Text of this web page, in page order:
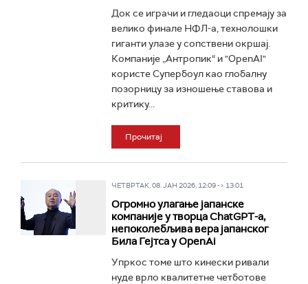
Док се играчи и гледаоци спремају за
велико финале НФЛ-а, технолошки
гиганти улазе у сопствени окршај.
Компаније „Антропик“ и "OpenAI"
користе Супербоул као глобалну
позорницу за изношење ставова и
критику...
Прочитај
ЧЕТВРТАК, 08. ЈАН 2026, 12:09 -> 13:01
Огромно улагање јапанске
компаније у творца ChatGPT-a,
непоколебљива вера јапанског
Била Гејтса у OpenAi
Упркос томе што кинески ривали
нуде врло квалитетне четботове